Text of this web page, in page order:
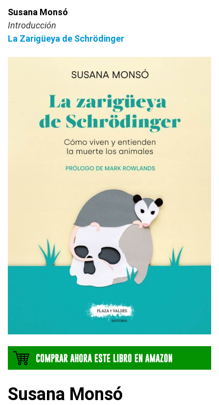
Susana Monsó
Introducción
La Zarigüeya de Schrödinger
Susana Monsó